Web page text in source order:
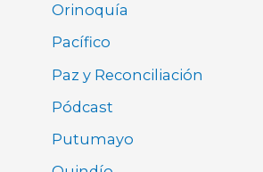
Orinoquía
Pacífico
Paz y Reconciliación
Pódcast
Putumayo